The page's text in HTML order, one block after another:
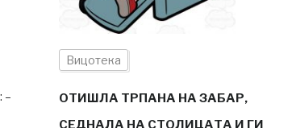
–
Вицотека
ОТИШЛА ТРПАНА НА ЗАБАР,
СЕДНАЛА НА СТОЛИЦАТА И ГИ